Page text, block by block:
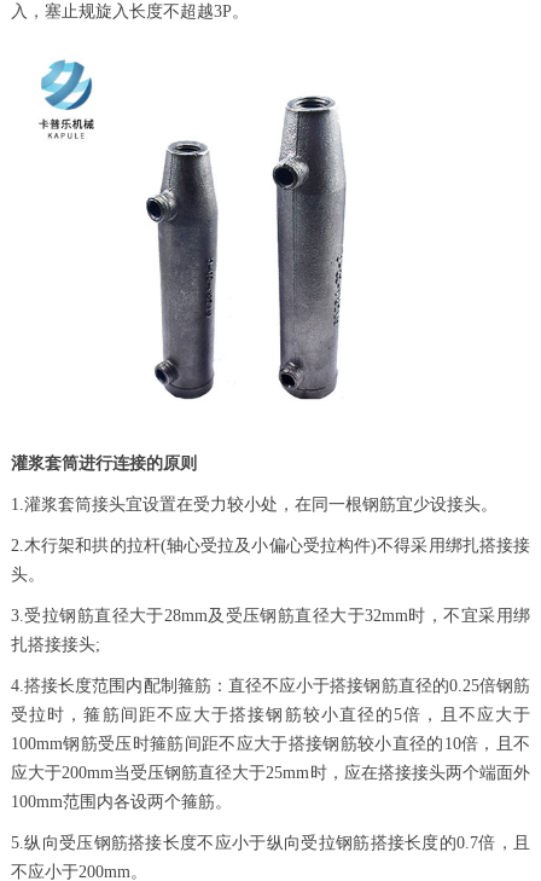
入，塞止规旋入长度不超越3P。
灌浆套筒进行连接的原则
1.灌浆套筒接头宜设置在受力较小处，在同一根钢筋宜少设接头。
2.木行架和拱的拉杆(轴心受拉及小偏心受拉构件)不得采用绑扎搭接接
头。
3.受拉钢筋直径大于28mm及受压钢筋直径大于32mm时，不宜采用绑
扎搭接接头;
4.搭接长度范围内配制箍筋：直径不应小于搭接钢筋直径的0.25倍钢筋
受拉时，箍筋间距不应大于搭接钢筋较小直径的5倍，且不应大于
100mm钢筋受压时箍筋间距不应大于搭接钢筋较小直径的10倍，且不
应大于200mm当受压钢筋直径大于25mm时，应在搭接接头两个端面外
100mm范围内各设两个箍筋。
5.纵向受压钢筋搭接长度不应小于纵向受拉钢筋搭接长度的0.7倍，且
不应小于200mm。